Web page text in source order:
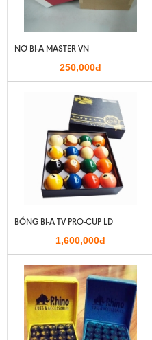
NƠ BI-A MASTER VN
250,000đ
BÓNG BI-A TV PRO-CUP LD
1,600,000đ